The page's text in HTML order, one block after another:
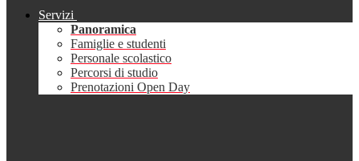
Servizi
Panoramica
Famiglie e studenti
Personale scolastico
Percorsi di studio
Prenotazioni Open Day